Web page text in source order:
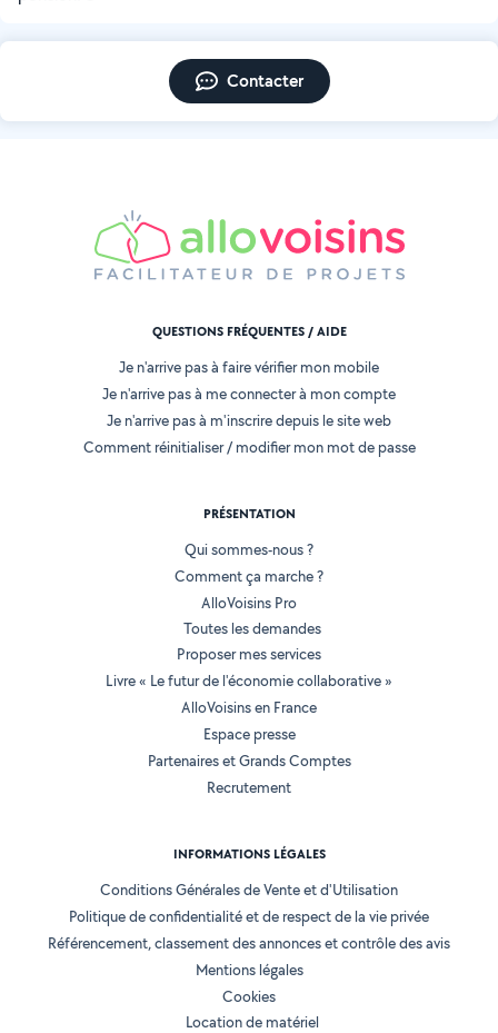
Contacter
QUESTIONS FRÉQUENTES / AIDE
Je n'arrive pas à faire vérifier mon mobile
Je n'arrive pas à me connecter à mon compte
Je n'arrive pas à m'inscrire depuis le site web
Comment réinitialiser / modifier mon mot de passe
PRÉSENTATION
Qui sommes-nous ?
Comment ça marche ?
AlloVoisins Pro
Toutes les demandes
Proposer mes services
Livre « Le futur de l'économie collaborative »
AlloVoisins en France
Espace presse
Partenaires et Grands Comptes
Recrutement
INFORMATIONS LÉGALES
Conditions Générales de Vente et d'Utilisation
Politique de confidentialité et de respect de la vie privée
Référencement, classement des annonces et contrôle des avis
Mentions légales
Cookies
Location de matériel